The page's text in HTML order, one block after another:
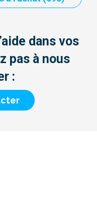
dans vos
pas à nous
: